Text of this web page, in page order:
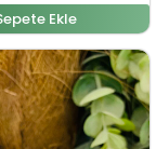
Ekle
fiyat:Şu andaki